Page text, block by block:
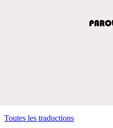
Toutes les traductions